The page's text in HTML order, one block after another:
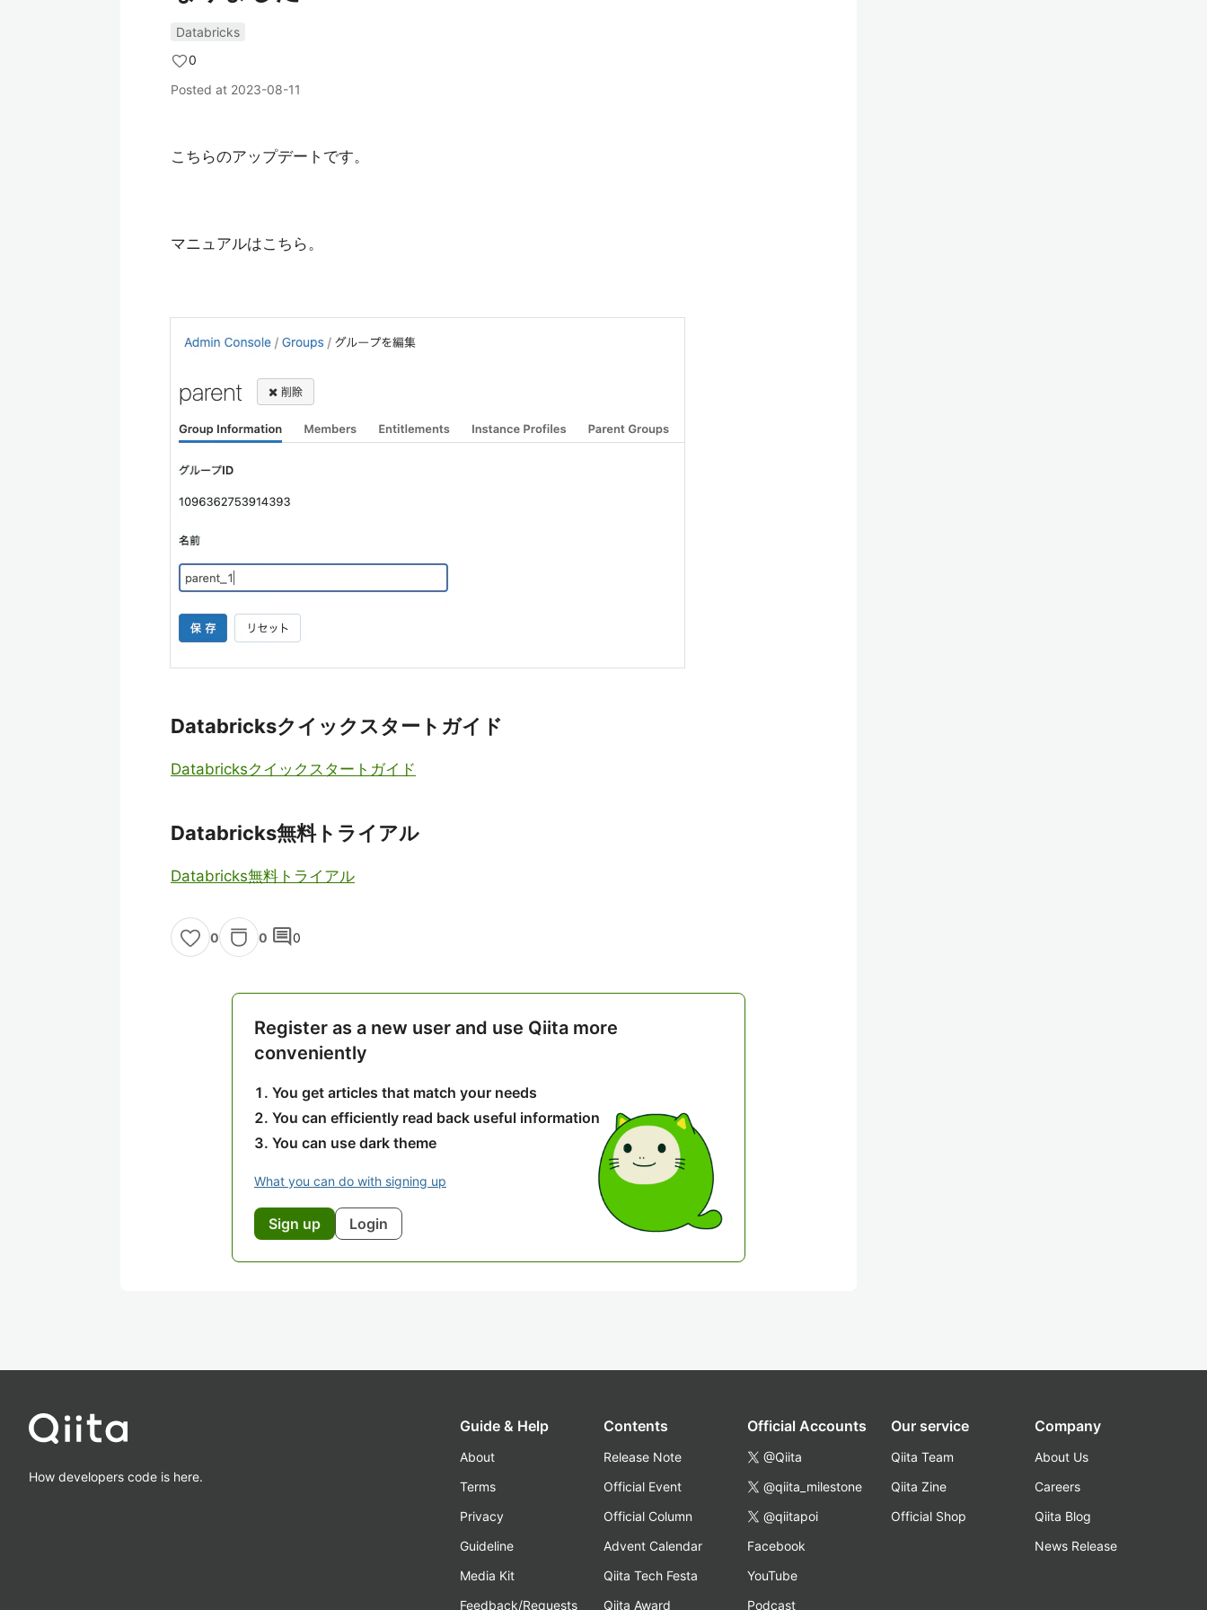
Databricks
0
Posted at 2023-08-11
こちらのアップデートです。
マニュアルはこちら。
Databricksクイックスタートガイド
Databricksクイックスタートガイド
Databricks無料トライアル
Databricks無料トライアル
0 0 comment0
Register as a new user and use Qiita more
conveniently
You get articles that match your needs
You can efficiently read back useful information
You can use dark theme
What you can do with signing up
Sign up Login
How developers code is here.
Guide & Help
About
Terms
Privacy
Guideline
Media Kit
Feedback/Requests
Contents
Release Note
Official Event
Official Column
Advent Calendar
Qiita Tech Festa
Qiita Award
Official Accounts
@Qiita
@qiita_milestone
@qiitapoi
Facebook
YouTube
Podcast
Our service
Qiita Team
Qiita Zine
Official Shop
Company
About Us
Careers
Qiita Blog
News Release